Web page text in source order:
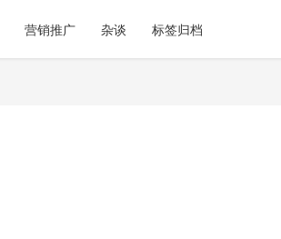
营销推广 杂谈 标签归档